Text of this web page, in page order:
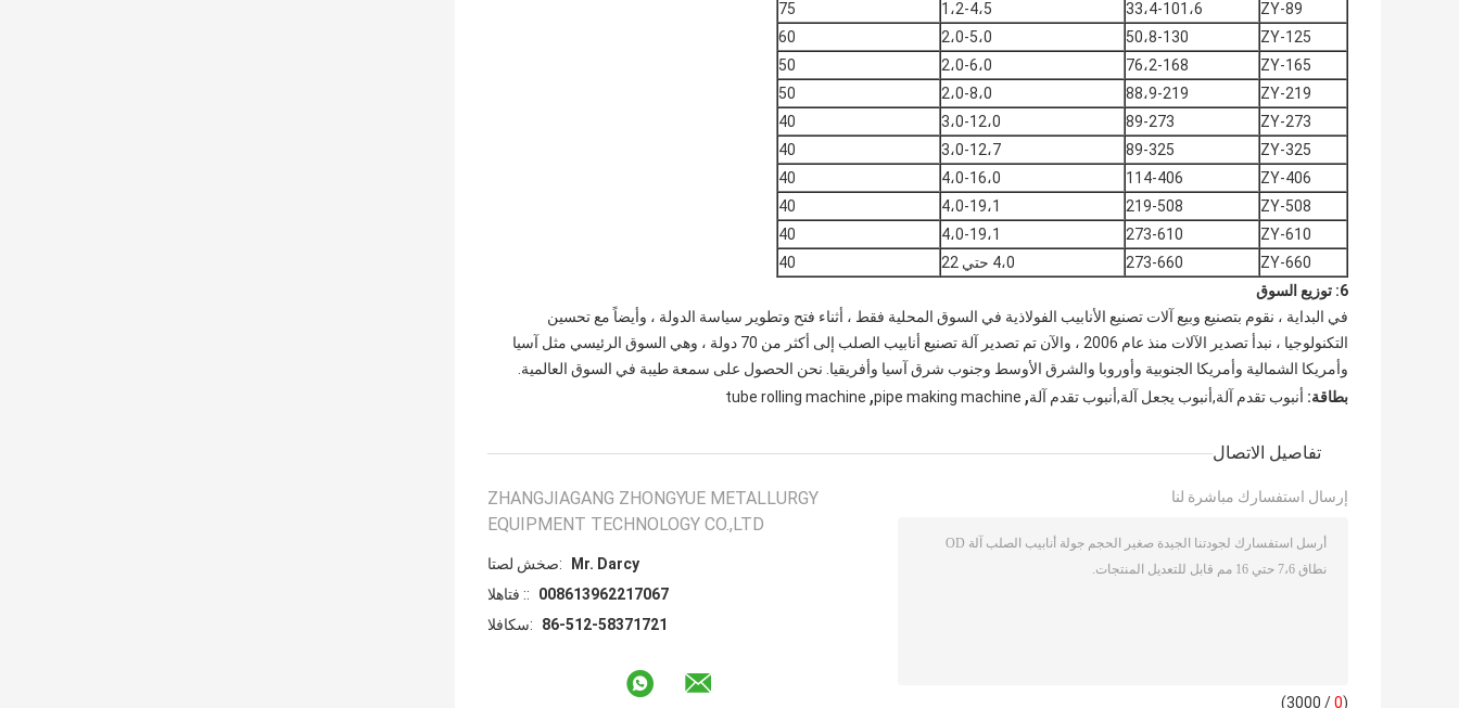
ZY-89
33،4-101،6 1،2-4،5
75
ZY-125
50،8-130 2،0-5،0
60
ZY-165
76،2-168 2،0-6،0
50
ZY-219
88،9-219 2،0-8،0
50
ZY-273
89-273 3،0-12،0
40
ZY-325
89-325 3،0-12،7
40
ZY-406
114-406 4،0-16،0
40
ZY-508
219-508 4،0-19،1
40
ZY-610
273-610 4،0-19،1
40
ZY-660
273-660 4،0 حتي 22
40
6: توزيع السوق
في البداية ، نقوم بتصنيع وبيع آلات تصنيع الأنابيب الفولاذية في السوق المحلية فقط ، أثناء فتح وتطوير سياسة الدولة ، وأيضاً مع تحسين
التكنولوجيا ، نبدأ تصدير الآلات منذ عام 2006 ، والآن تم تصدير آلة تصنيع أنابيب الصلب إلى أكثر من 70 دولة ، وهي السوق الرئيسي مثل آسيا
وأمريكا الشمالية وأمريكا الجنوبية وأوروبا والشرق الأوسط وجنوب شرق آسيا وأفريقيا. نحن الحصول على سمعة طيبة في السوق العالمية.
بطاقة: أنبوب تقدم آلة,أنبوب يجعل آلة,أنبوب تقدم آلة,
pipe making machine
,
tube rolling machine
تفاصيل الاتصال
ZHANGJIAGANG ZHONGYUE METALLURGY
EQUIPMENT TECHNOLOGY CO.,LTD
اتصل شخص:
Mr. Darcy
الهاتف ::
008613962217067
الفاكس:
86-512-58371721
إرسال استفسارك مباشرة لنا
(
0
/ 3000)